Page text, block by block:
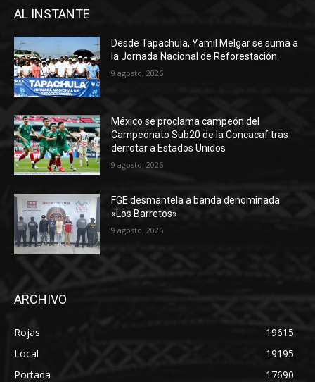
AL INSTANTE
Desde Tapachula, Yamil Melgar se suma a
la Jornada Nacional de Reforestación
9 agosto, 2026
México se proclama campeón del
Campeonato Sub20 de la Concacaf tras
derrotar a Estados Unidos
9 agosto, 2026
FGE desmantela a banda denominada
«Los Barretos»
9 agosto, 2026
ARCHIVO
Rojas
19615
Local
19195
Portada
17690